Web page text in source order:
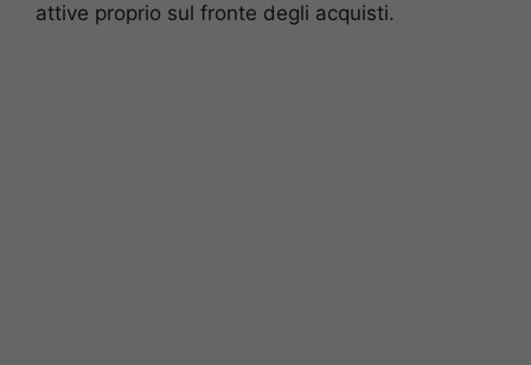
attive proprio sul fronte degli acquisti.